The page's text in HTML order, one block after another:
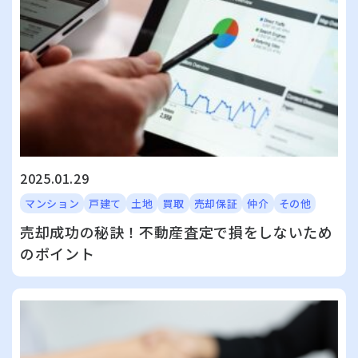
2025.01.29
マンション 戸建て 土地 買取 売却保証 仲介 その他
売却成功の秘訣！不動産査定で損をしないため
のポイント